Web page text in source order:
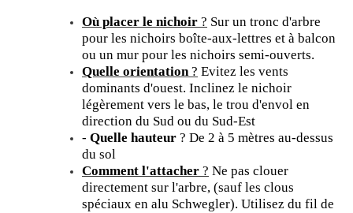
Où placer le nichoir ? Sur un tronc d'arbre
pour les nichoirs boîte-aux-lettres et à balcon
ou un mur pour les nichoirs semi-ouverts.
Quelle orientation? Evitez les vents
dominants d'ouest. Inclinez le nichoir
légèrement vers le bas, le trou d'envol en
direction du Sud ou du Sud-Est
- Quelle hauteur ? De 2 à 5 mètres au-dessus
du sol
Comment l'attacher ? Ne pas clouer
directement sur l'arbre, (sauf les clous
spéciaux en alu Schwegler). Utilisez du fil de